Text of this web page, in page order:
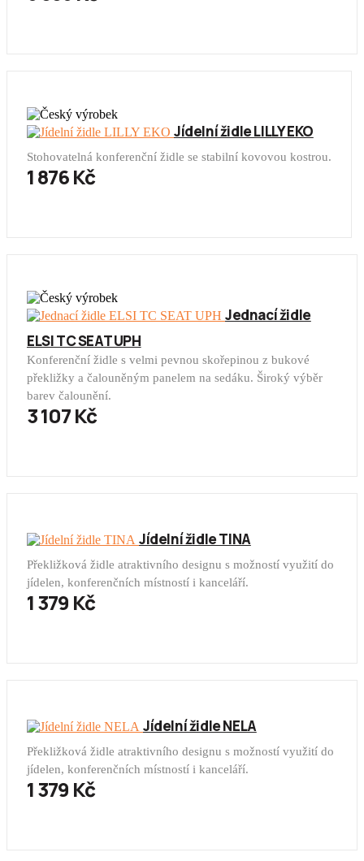
Jídelní židle LILLY EKO
Stohovatelná konferenční židle se stabilní kovovou kostrou.
1 876 Kč
Jednací židle
ELSI TC SEAT UPH
Konferenční židle s velmi pevnou skořepinou z bukové
překližky a čalouněným panelem na sedáku. Široký výběr
barev čalounění.
3 107 Kč
Jídelní židle TINA
Překližková židle atraktivního designu s možností využití do
jídelen, konferenčních místností i kanceláří.
1 379 Kč
Jídelní židle NELA
Překližková židle atraktivního designu s možností využití do
jídelen, konferenčních místností i kanceláří.
1 379 Kč